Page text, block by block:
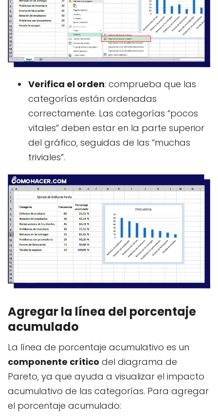
Verifica el orden: comprueba que las
categorías están ordenadas
correctamente. Las categorías “pocos
vitales” deben estar en la parte superior
del gráfico, seguidas de las “muchas
triviales”.
Agregar la línea del porcentaje
acumulado
La línea de porcentaje acumulativo es un
componente crítico del diagrama de
Pareto, ya que ayuda a visualizar el impacto
acumulativo de las categorías. Para agregar
el porcentaje acumulado: